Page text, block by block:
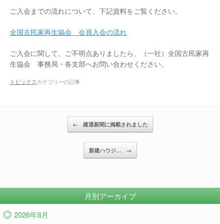
ご入会までの流れについて、下記資料をご覧ください。
全国古民家再生協会 会員入会の流れ
ご入会に関して、ご不明点ありましたら、（一社）全国古民家再
生協会 事務局・各支部へお問い合わせください。
トピックスカテゴリーの記事
← 建通新聞に掲載されました
新建ハウジ… →
月別アーカイブ
2026年8月